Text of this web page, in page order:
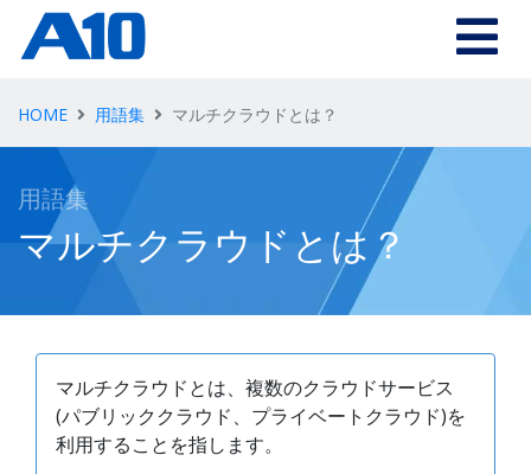
Skip to main content
HOME 用語集 マルチクラウドとは？
用語集
マルチクラウドとは？
マルチクラウドとは、複数のクラウドサービス
(パブリッククラウド、プライベートクラウド)を
利用することを指します。